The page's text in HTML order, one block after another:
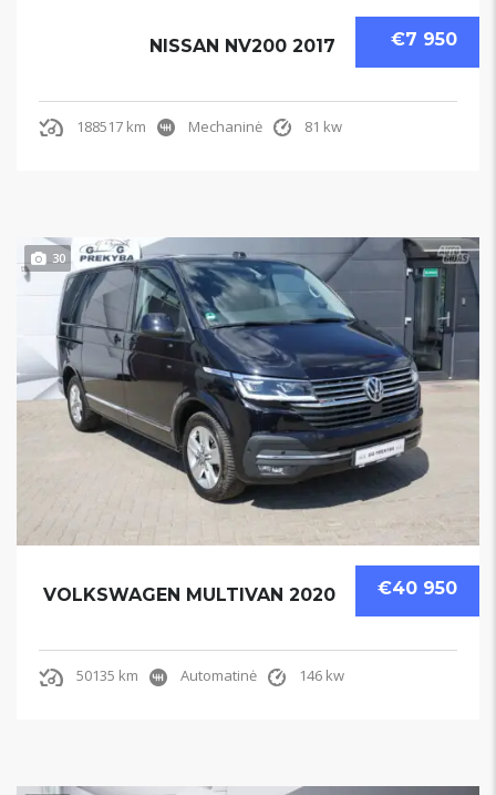
€7 950
NISSAN NV200 2017
188517 km Mechaninė 81 kw
30
€40 950
VOLKSWAGEN MULTIVAN 2020
50135 km Automatinė 146 kw